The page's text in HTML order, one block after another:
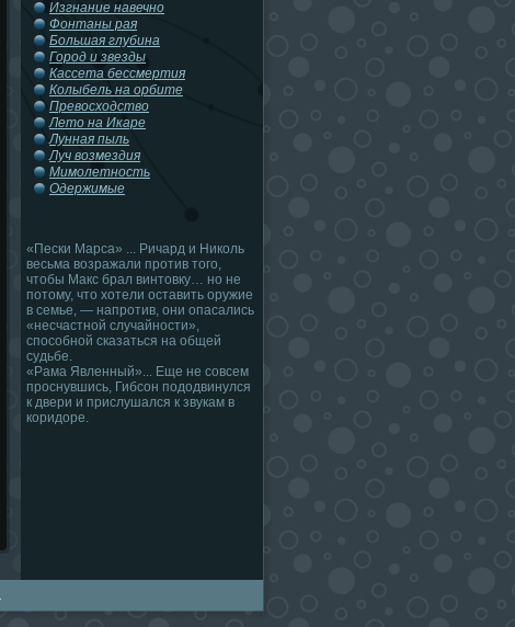
Изгнание навечно
Фонтаны рая
Большая глубина
Город и звезды
Кассета бессмертия
Колыбель на орбите
Превосходство
Лето на Икаре
Лунная пыль
Луч возмездия
Мимолетность
Одержимые
«Пески Марса» ... Ричард и Николь
весьма возражали против того,
чтобы Макс брал винтовку… но не
потому, что хотели оставить оружие
в семье, — напротив, они опасались
«несчастной случайности»,
способной сказаться на общей
судьбе.
«Рама Явленный»... Еще не совсем
проснувшись, Гибсон пододвинулся
к двери и прислушался к звукам в
коридоре.